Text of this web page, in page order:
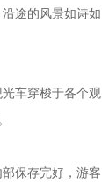
途的风景如诗如
车穿梭于各个观
保存完好，游客